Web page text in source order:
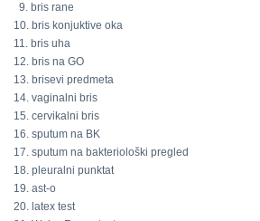
9. bris rane
10. bris konjuktive oka
11. bris uha
12. bris na GO
13. brisevi predmeta
14. vaginalni bris
15. cervikalni bris
16. sputum na BK
17. sputum na bakteriološki pregled
18. pleuralni punktat
19. ast-o
20. latex test